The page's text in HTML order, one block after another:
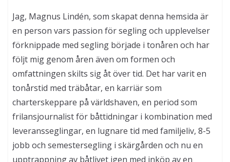
Jag, Magnus Lindén, som skapat denna hemsida är
en person vars passion för segling och upplevelser
förknippade med segling började i tonåren och har
följt mig genom åren även om formen och
omfattningen skilts sig åt över tid. Det har varit en
tonårstid med träbåtar, en karriär som
charterskeppare på världshaven, en period som
frilansjournalist för båttidningar i kombination med
leveransseglingar, en lugnare tid med familjeliv, 8-5
jobb och semestersegling i skärgården och nu en
upptrappning av båtlivet igen med inköp av en